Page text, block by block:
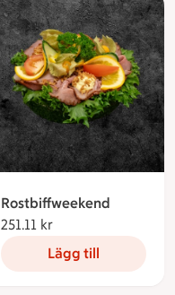
Rostbiffweekend
251.11 kr
Lägg till